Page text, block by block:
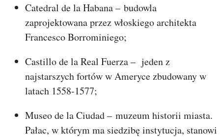
Catedral de la Habana – budowla
zaprojektowana przez włoskiego architekta
Francesco Borrominiego;
Castillo de la Real Fuerza – jeden z
najstarszych fortów w Ameryce zbudowany w
latach 1558-1577;
Museo de la Ciudad – muzeum historii miasta.
Pałac, w którym ma siedzibę instytucja, stanowi